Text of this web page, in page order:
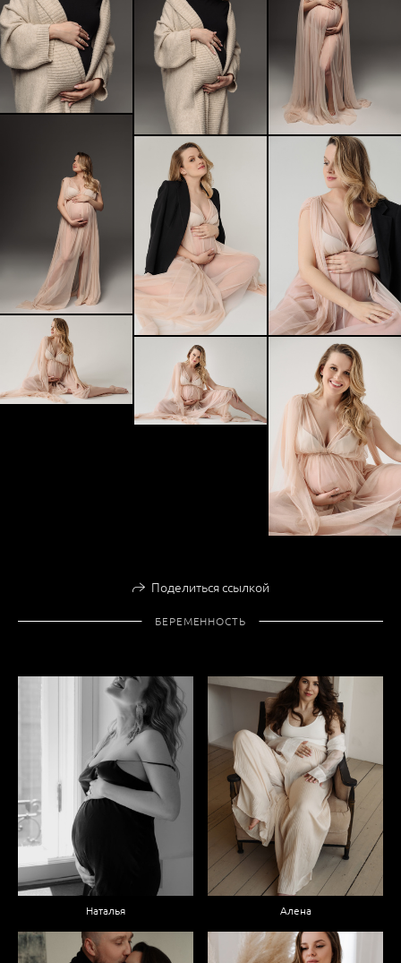
Поделиться ссылкой
БЕРЕМЕННОСТЬ
Наталья Алена